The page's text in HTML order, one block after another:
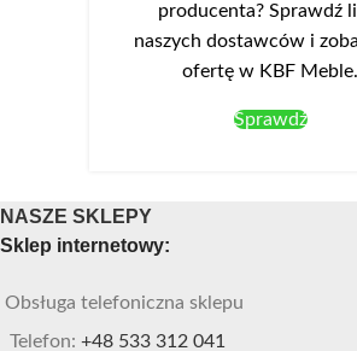
producenta? Sprawdź
naszych dostawców i
ofertę w KBF Meble.
Sprawdź
NASZE SKLEPY
Sklep internetowy:
Obsługa telefoniczna sklepu
Telefon: +48 533 312 041